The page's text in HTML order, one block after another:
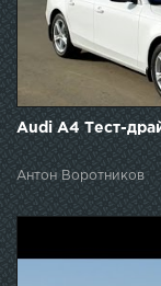
Audi A4 Тест-
Антон Воротников